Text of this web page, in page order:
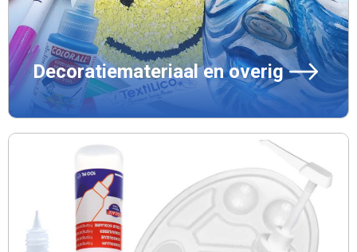
Decoratiemateriaal en overig